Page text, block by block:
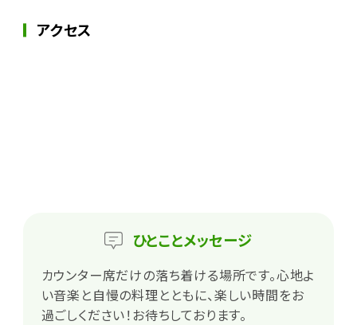
アクセス
ひとことメッセージ
カウンター席だけの落ち着ける場所です。心地よ
い音楽と自慢の料理とともに、楽しい時間をお
過ごしください！お待ちしております。